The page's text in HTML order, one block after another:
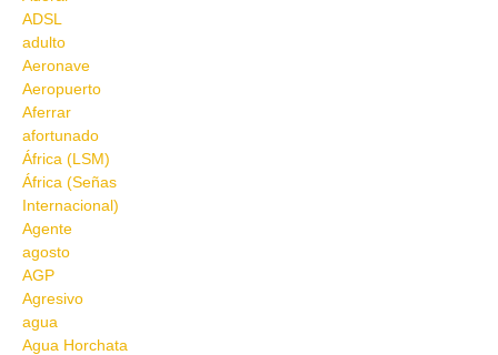
ADSL
adulto
Aeronave
Aeropuerto
Aferrar
afortunado
África (LSM)
África (Señas
Internacional)
Agente
agosto
AGP
Agresivo
agua
Agua Horchata